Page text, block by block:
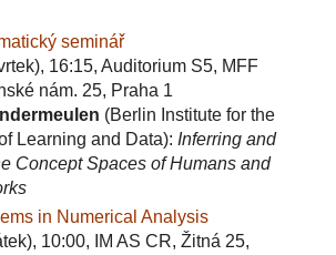
seminář
16:15, Auditorium S5, MFF
nám. 25, Praha 1
(Berlin Institute for the
Learning and Data): Inferring and
Concept Spaces of Humans and
in Numerical Analysis
10:00, IM AS CR, Žitná 25,